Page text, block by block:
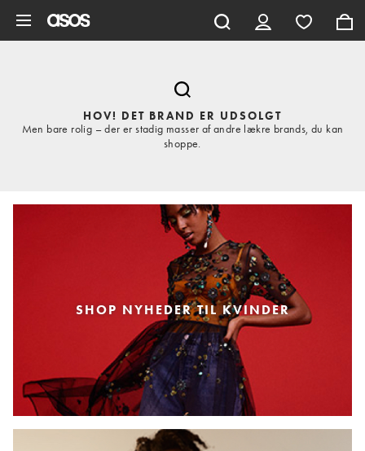
HOV! DET BRAND ER UDSOLGT
Men bare rolig – der er stadig masser af andre lækre brands, du kan
shoppe.
SHOP NYHEDER TIL KVINDER